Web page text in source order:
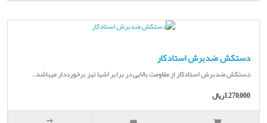
دستکش ضدبرش استادکار
دستکش ضدبرش استادکار از مقاومت بالایی در برابر اشیا تیز برخورددار میباشد..
1,270,000ریال